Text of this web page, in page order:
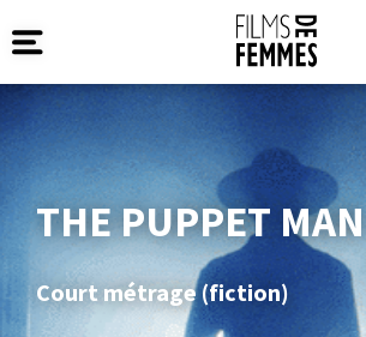
THE PUPPET MAN
Court métrage (fiction)